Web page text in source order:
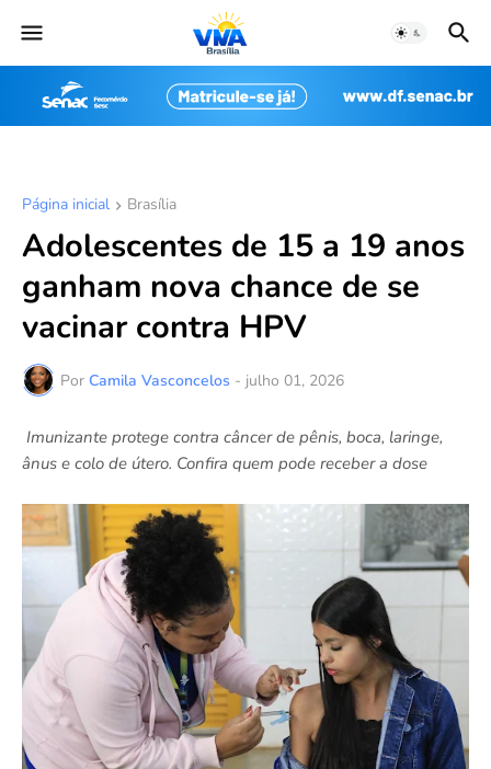
Página inicial Brasília
Adolescentes de 15 a 19 anos
ganham nova chance de se
vacinar contra HPV
Por Camila Vasconcelos - julho 01, 2026
Imunizante protege contra câncer de pênis, boca, laringe,
ânus e colo de útero. Confira quem pode receber a dose